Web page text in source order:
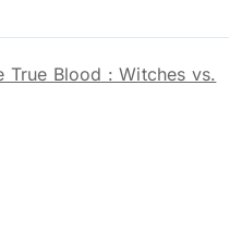
True Blood : Witches vs.